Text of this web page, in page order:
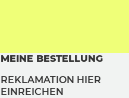
MEINE BESTELLUNG
REKLAMATION HIER
EINREICHEN